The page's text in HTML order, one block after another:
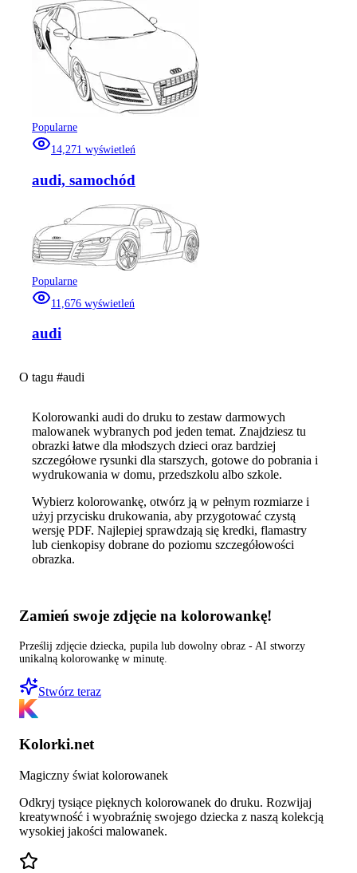
Popularne
14,271 wyświetleń
audi, samochód
Popularne
11,676 wyświetleń
audi
O tagu #audi
Kolorowanki audi do druku to zestaw darmowych
malowanek wybranych pod jeden temat. Znajdziesz tu
obrazki łatwe dla młodszych dzieci oraz bardziej
szczegółowe rysunki dla starszych, gotowe do pobrania i
wydrukowania w domu, przedszkolu albo szkole.
Wybierz kolorowankę, otwórz ją w pełnym rozmiarze i
użyj przycisku drukowania, aby przygotować czystą
wersję PDF. Najlepiej sprawdzają się kredki, flamastry
lub cienkopisy dobrane do poziomu szczegółowości
obrazka.
Zamień swoje zdjęcie na kolorowankę!
Prześlij zdjęcie dziecka, pupila lub dowolny obraz - AI stworzy
unikalną kolorowankę w minutę.
Stwórz teraz
Kolorki.net
Magiczny świat kolorowanek
Odkryj tysiące pięknych kolorowanek do druku. Rozwijaj
kreatywność i wyobraźnię swojego dziecka z naszą kolekcją
wysokiej jakości malowanek.